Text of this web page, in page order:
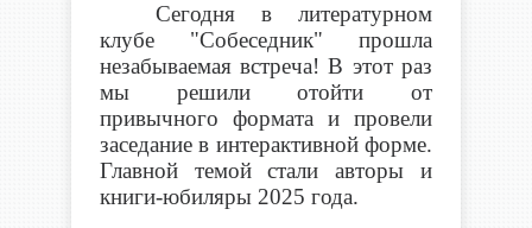
Сегодня в литературном
клубе "Собеседник" прошла
незабываемая встреча! В этот раз
мы решили отойти от
привычного формата и провели
заседание в интерактивной форме.
Главной темой стали авторы и
книги-юбиляры 2025 года.